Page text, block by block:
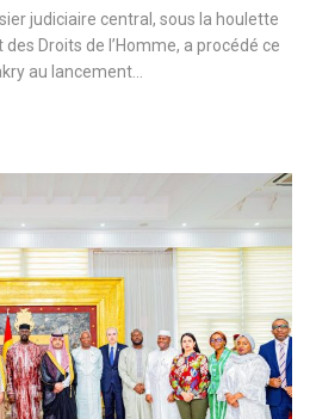
judiciaire central, sous la houlette
Droits de l’Homme, a procédé ce
au lancement